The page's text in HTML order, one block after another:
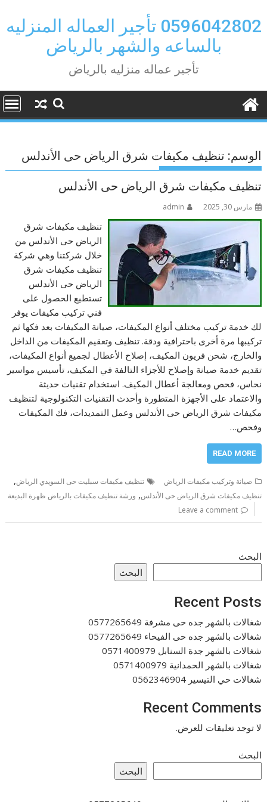
to
content
0596042802 تأجير العماله المنزليه
بالساعه والشهر بالرياض
تأجير عماله منزليه بالرياض
الوسم: تنظيف مكيفات شرق الرياض حى الأندلس
تنظيف مكيفات شرق الرياض حى الأندلس
مارس 30, 2025 admin
تنظيف مكيفات شرق
الرياض حى الأندلس من
خلال شركتنا وهي شركة
تنظيف مكيفات شرق
الرياض حى الأندلس
تستطيع الحصول على
فني تركيب مكيفات يوفر
لك خدمة تركيب مختلف أنواع المكيفات، صيانة المكيفات بعد فكها ثم
تركيبها مرة أخرى باحترافية ودقة. تنظيف وتعقيم المكيفات من الداخل
والخارج، شحن فريون المكيف، إصلاح الأعطال لجميع أنواع المكيفات،
تقديم خدمة صيانة وإصلاح للأجزاء التالفة في المكيف، تأسيس مواسير
نحاس، فحص ومعالجة أعطال المكيف. استخدام تقنيات حديثة
والاعتماد على الأجهزة المتطورة وأحدث التقنيات التكنولوجية لتنظيف
مكيفات شرق الرياض حى الأندلس وعمل التمديدات، فك المكيفات
وفحص…
READ MORE
صيانة وتركيب مكيفات الرياض تنظيف مكيفات سبليت حى السويدي الرياض,
تنظيف مكيفات شرق الرياض حى الأندلس, ورشة تنظيف مكيفات بالرياض ظهرة البديعة
Leave a comment
البحث
البحث
Recent Posts
شغالات بالشهر جده حى مشرفة 0577265649
شغالات بالشهر جده حى الفيحاء 0577265649
شغالات بالشهر جدة السنابل 0571400979
شغالات بالشهر الحمدانية 0571400979
شغالات حي التيسير 0562346904
Recent Comments
لا توجد تعليقات للعرض.
البحث
البحث